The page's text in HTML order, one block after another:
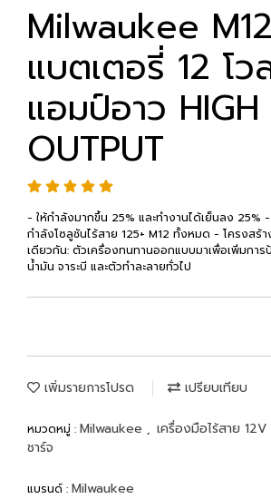
Milwaukee
แบตเตอรี่ 12 โ
แอมป์อาว HIGH
OUTPUT
- ให้กำลังมากขึ้น 25% และทำงานได้เย็นลง 25%
กำลังโซลูชันไร้สาย 125+ M12 ทั้งหมด - โครงสร้า
เดียวกัน: ตัวเครื่องทนทานออกแบบมาเพื่อเพิ่มกา
น้ำมัน จาระบี และตัวทำละลายทั่วไป
เพิ่มรายการโปรด เปรียบเทียบ
หมวดหมู่ : Milwaukee , เครื่องมือไร้สาย 12V
ชาร์จ
แบรนด์ : Milwaukee